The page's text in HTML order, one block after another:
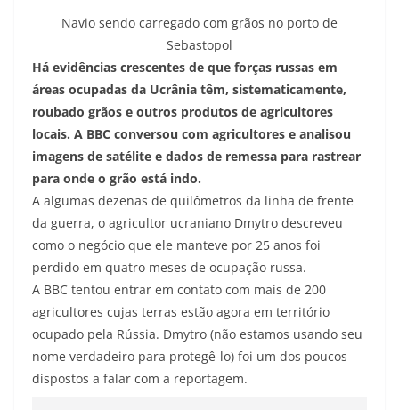
Navio sendo carregado com grãos no porto de
Sebastopol
Há evidências crescentes de que forças russas em
áreas ocupadas da Ucrânia têm, sistematicamente,
roubado grãos e outros produtos de agricultores
locais. A BBC conversou com agricultores e analisou
imagens de satélite e dados de remessa para rastrear
para onde o grão está indo.
A algumas dezenas de quilômetros da linha de frente
da guerra, o agricultor ucraniano Dmytro descreveu
como o negócio que ele manteve por 25 anos foi
perdido em quatro meses de ocupação russa.
A BBC tentou entrar em contato com mais de 200
agricultores cujas terras estão agora em território
ocupado pela Rússia. Dmytro (não estamos usando seu
nome verdadeiro para protegê-lo) foi um dos poucos
dispostos a falar com a reportagem.